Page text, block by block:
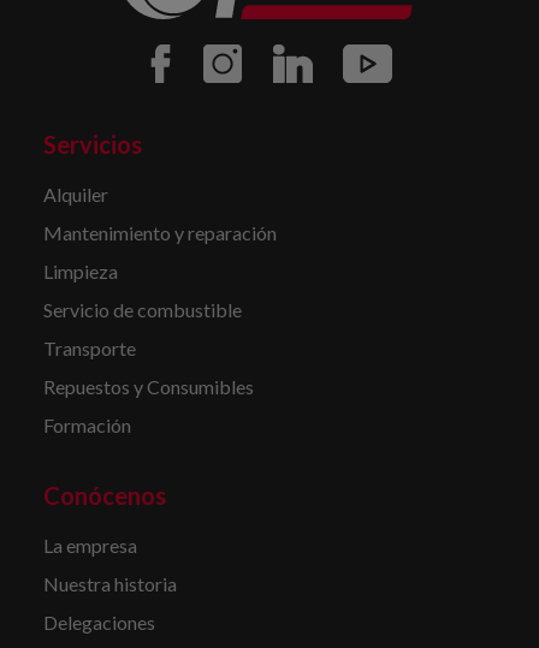
Servicios
Alquiler
Mantenimiento y reparación
Limpieza
Servicio de combustible
Transporte
Repuestos y Consumibles
Formación
Conócenos
La empresa
Nuestra historia
Delegaciones